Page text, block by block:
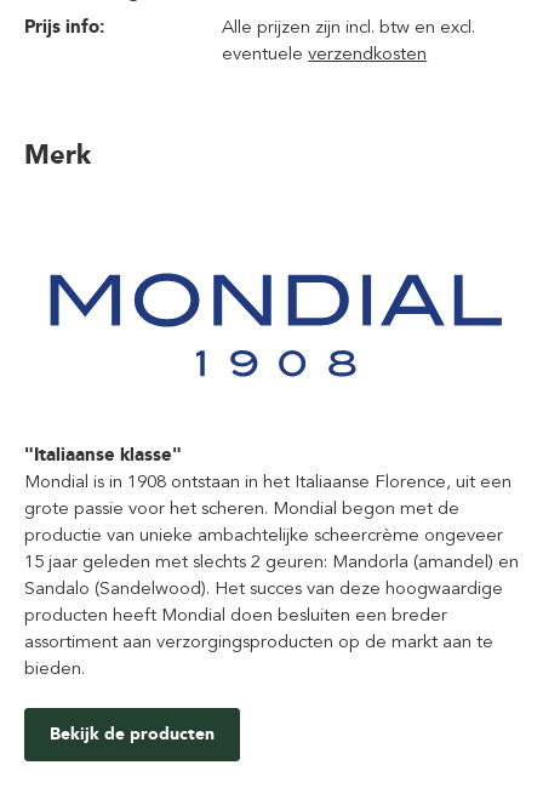
Prijs info:
Alle prijzen zijn incl. btw en excl.
eventueleverzendkosten
Merk
"Italiaanse klasse"
Mondial is in 1908 ontstaan in het Italiaanse Florence, uit een
grote passie voor het scheren. Mondial begon met de
productie van unieke ambachtelijke scheercrème ongeveer
15 jaar geleden met slechts 2 geuren: Mandorla (amandel) en
Sandalo (Sandelwood). Het succes van deze hoogwaardige
producten heeft Mondial doen besluiten een breder
assortiment aan verzorgingsproducten op de markt aan te
bieden.
Bekijk de producten